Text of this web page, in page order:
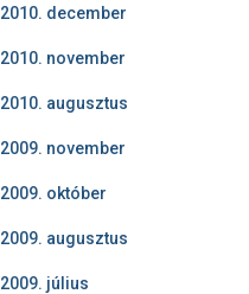
2010. december
2010. november
2010. augusztus
2009. november
2009. október
2009. augusztus
2009. július